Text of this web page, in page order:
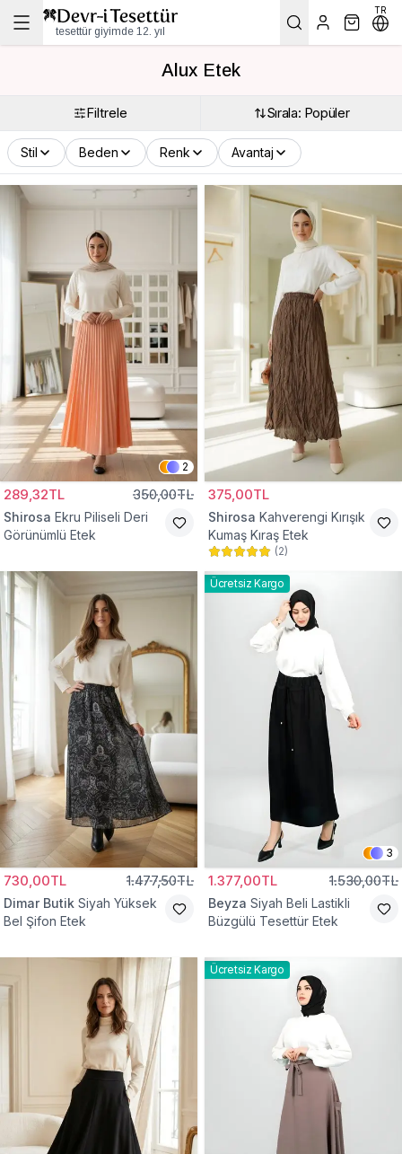
tesettür giyimde 12. yıl
TR
Alux Etek
Filtrele Sırala: Popüler
Stil Beden Renk Avantaj
2
289,32TL 350,00TL
Shirosa Ekru Piliseli Deri
Görünümlü Etek
375,00TL
Shirosa Kahverengi Kırışık
Kumaş Kıraş Etek
(2)
730,00TL 1.477,50TL
Dimar Butik Siyah Yüksek
Bel Şifon Etek
Ücretsiz Kargo
3
1.377,00TL 1.530,00TL
Beyza Siyah Beli Lastikli
Büzgülü Tesettür Etek
Ücretsiz Kargo